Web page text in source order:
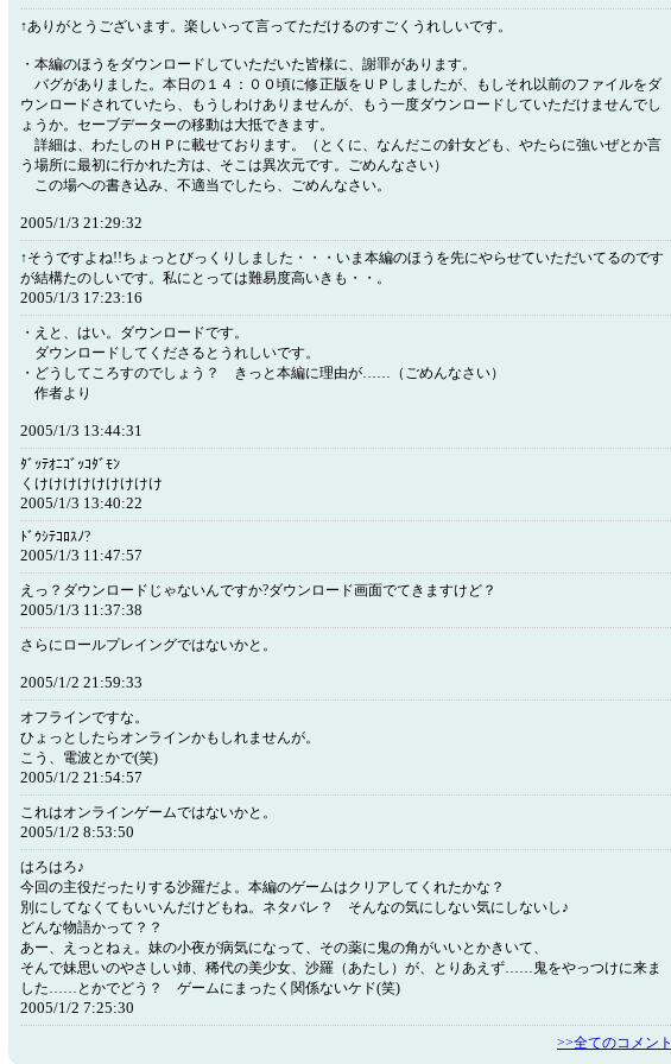
↑ありがとうございます。楽しいって言ってただけるのすごくうれしいです。
・本編のほうをダウンロードしていただいた皆様に、謝罪があります。
バグがありました。本日の１４：００頃に修正版をＵＰしましたが、もしそれ以前のファイルをダ
ウンロードされていたら、もうしわけありませんが、もう一度ダウンロードしていただけませんでし
ょうか。セーブデーターの移動は大抵できます。
詳細は、わたしのＨＰに載せております。（とくに、なんだこの針女ども、やたらに強いぜとか言
う場所に最初に行かれた方は、そこは異次元です。ごめんなさい）
この場への書き込み、不適当でしたら、ごめんなさい。
2005/1/3 21:29:32
↑そうですよね!!ちょっとびっくりしました・・・いま本編のほうを先にやらせていただいてるのです
が結構たのしいです。私にとっては難易度高いきも・・。
2005/1/3 17:23:16
・えと、はい。ダウンロードです。
ダウンロードしてくださるとうれしいです。
・どうしてころすのでしょう？ きっと本編に理由が……（ごめんなさい）
作者より
2005/1/3 13:44:31
ﾀﾞｯﾃｵﾆｺﾞｯｺﾀﾞﾓﾝ
くけけけけけけけけけ
2005/1/3 13:40:22
ﾄﾞｳｼﾃｺﾛｽﾉ?
2005/1/3 11:47:57
えっ？ダウンロードじゃないんですか?ダウンロード画面でてきますけど？
2005/1/3 11:37:38
さらにロールプレイングではないかと。
2005/1/2 21:59:33
オフラインですな。
ひょっとしたらオンラインかもしれませんが。
こう、電波とかで(笑)
2005/1/2 21:54:57
これはオンラインゲームではないかと。
2005/1/2 8:53:50
はろはろ♪
今回の主役だったりする沙羅だよ。本編のゲームはクリアしてくれたかな？
別にしてなくてもいいんだけどもね。ネタバレ？ そんなの気にしない気にしないし♪
どんな物語かって？？
あー、えっとねぇ。妹の小夜が病気になって、その薬に鬼の角がいいとかきいて、
そんで妹思いのやさしい姉、稀代の美少女、沙羅（あたし）が、とりあえず……鬼をやっつけに来ま
した……とかでどう？ ゲームにまったく関係ないケド(笑)
2005/1/2 7:25:30
>>全てのコメント